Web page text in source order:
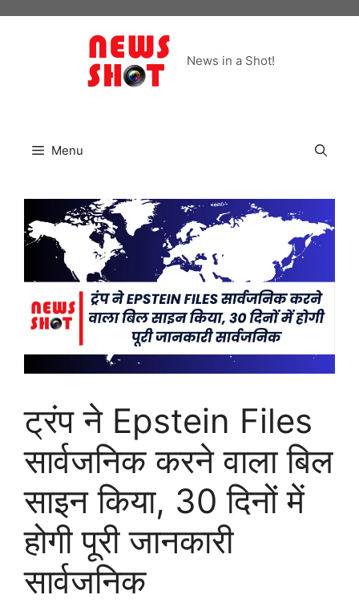
News in a Shot!
Menu
ट्रंप ने Epstein Files
सार्वजनिक करने वाला बिल
साइन किया, 30 दिनों में
होगी पूरी जानकारी
सार्वजनिक